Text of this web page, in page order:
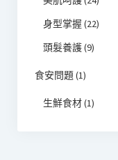
身型掌握 (22)
頭髮養護(9)
食安問題(1)
生鮮食材(1)